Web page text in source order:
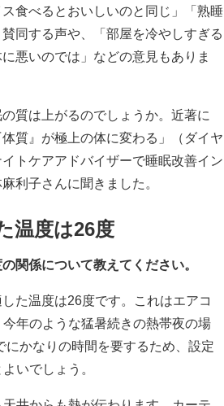
食べるとおいしいのと同じ」「熟睡
同する声や、「部屋を冷やしすぎる
悪いのでは」などの意見もありま
質は上がるのでしょうか。近著に
体質』が極上の体に変わる」（ダイヤ
トケアアドバイザーで睡眠改善イン
利子さんに聞きました。
温度は26度
関係について教えてください。
た温度は26度です。これはエアコ
年のような猛暑続きの熱帯夜の場
かなりの時間を要するため、設定
いでしょう。